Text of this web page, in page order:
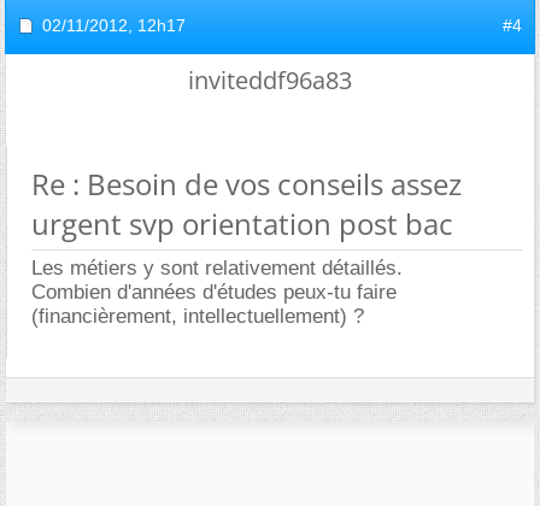
02/11/2012, 12h17 #4
inviteddf96a83
Re : Besoin de vos conseils assez
urgent svp orientation post bac
Les métiers y sont relativement détaillés.
Combien d'années d'études peux-tu faire
(financièrement, intellectuellement) ?